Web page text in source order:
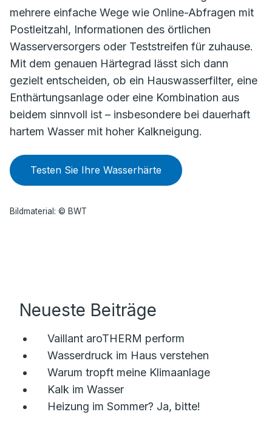
mehrere einfache Wege wie Online-Abfragen mit
Postleitzahl, Informationen des örtlichen
Wasserversorgers oder Teststreifen für zuhause.
Mit dem genauen Härtegrad lässt sich dann
gezielt entscheiden, ob ein Hauswasserfilter, eine
Enthärtungsanlage oder eine Kombination aus
beidem sinnvoll ist – insbesondere bei dauerhaft
hartem Wasser mit hoher Kalkneigung.
Testen Sie Ihre Wasserhärte
Bildmaterial: © BWT
Neueste Beiträge
Vaillant aroTHERM perform
Wasserdruck im Haus verstehen
Warum tropft meine Klimaanlage
Kalk im Wasser
Heizung im Sommer? Ja, bitte!